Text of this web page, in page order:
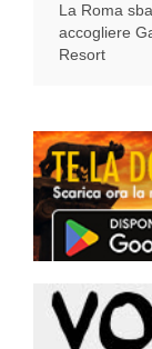
La Roma
accogliere
Resort